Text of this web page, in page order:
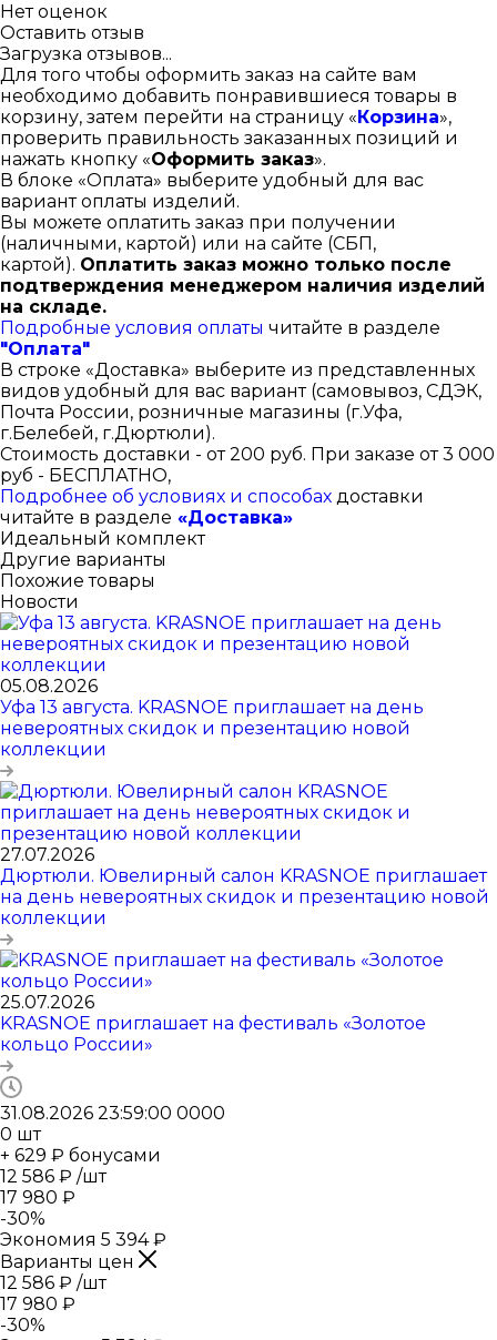
Нет оценок
Оставить отзыв
Загрузка отзывов...
Для того чтобы оформить заказ на сайте вам
необходимо добавить понравившиеся товары в
корзину, затем перейти на страницу «Корзина»,
проверить правильность заказанных позиций и
нажать кнопку «Оформить заказ».
В блоке «Оплата» выберите удобный для вас
вариант оплаты изделий.
Вы можете оплатить заказ при получении
(наличными, картой) или на сайте (СБП,
картой). Оплатить заказ можно только после
подтверждения менеджером наличия изделий
на складе.
Подробные условия оплаты читайте в разделе
"Оплата"
В строке «Доставка» выберите из представленных
видов удобный для вас вариант (самовывоз, СДЭК,
Почта России, розничные магазины (г.Уфа,
г.Белебей, г.Дюртюли).
Стоимость доставки - от 200 руб. При заказе от 3 000
руб - БЕСПЛАТНО,
Подробнее об условиях и способах доставки
читайте в разделе «Доставка»
Идеальный комплект
Другие варианты
Похожие товары
Новости
05.08.2026
Уфа 13 августа. KRASNOE приглашает на день
невероятных скидок и презентацию новой
коллекции
27.07.2026
Дюртюли. Ювелирный салон KRASNOE приглашает
на день невероятных скидок и презентацию новой
коллекции
25.07.2026
KRASNOE приглашает на фестиваль «Золотое
кольцо России»
31.08.2026 23:59:00 0000
0 шт
+ 629 ₽ бонусами
12 586 ₽ /шт
17 980 ₽
-30%
Экономия 5 394₽
Варианты цен
12 586 ₽ /шт
17 980 ₽
-30%